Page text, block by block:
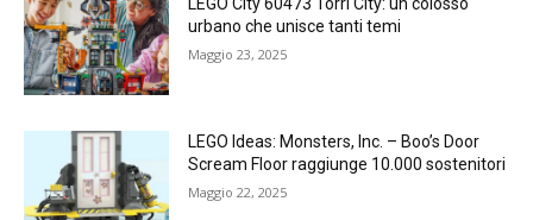
urbano che unisce tanti temi
Maggio 23, 2025
LEGO Ideas: Monsters, Inc. – Boo’s Door
Scream Floor raggiunge 10.000 sostenitori
Maggio 22, 2025